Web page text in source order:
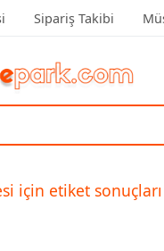
Sipariş Takibi
için etiket sonuçları